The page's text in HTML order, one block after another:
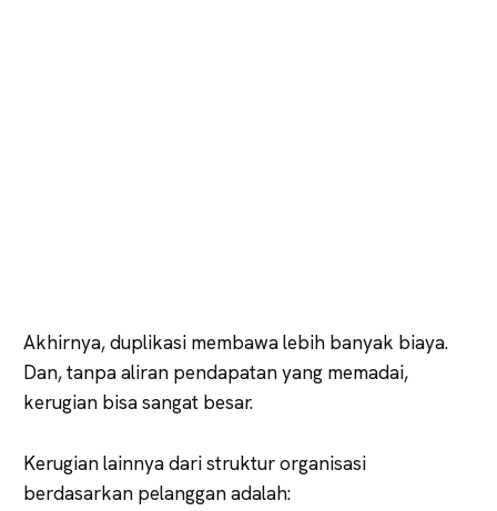
Akhirnya, duplikasi membawa lebih banyak biaya.
Dan, tanpa aliran pendapatan yang memadai,
kerugian bisa sangat besar.
Kerugian lainnya dari struktur organisasi
berdasarkan pelanggan adalah: